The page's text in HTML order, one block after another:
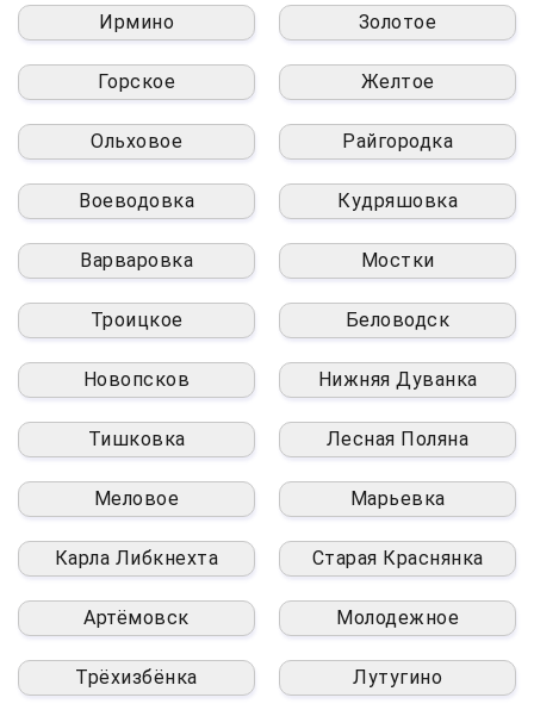
Ирмино Золотое
Горское Желтое
Ольховое Райгородка
Воеводовка Кудряшовка
Варваровка Мостки
Троицкое Беловодск
Новопсков Нижняя Дуванка
Тишковка Лесная Поляна
Меловое Марьевка
Карла Либкнехта Старая Краснянка
Артёмовск Молодежное
Трёхизбёнка Лутугино